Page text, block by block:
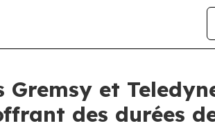
et
des durées